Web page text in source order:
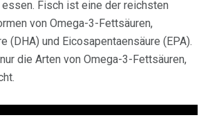
Fisch ist eine der reichsten
von Omega-3-Fettsäuren,
(DHA) und Eicosapentaensäure (EPA).
die Arten von Omega-3-Fettsäuren,